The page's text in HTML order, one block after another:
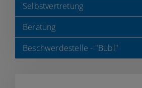
Selbstvertretung
Beratung
Beschwerdestelle - "Bubl"